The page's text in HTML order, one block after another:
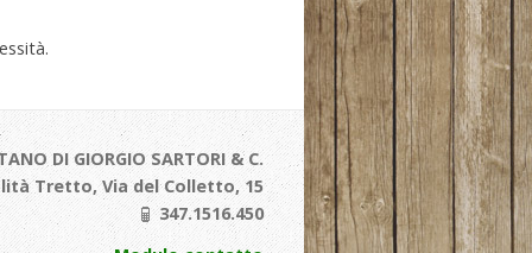
DI GIORGIO SARTORI & C.
Tretto, Via del Colletto, 15
347.1516.450